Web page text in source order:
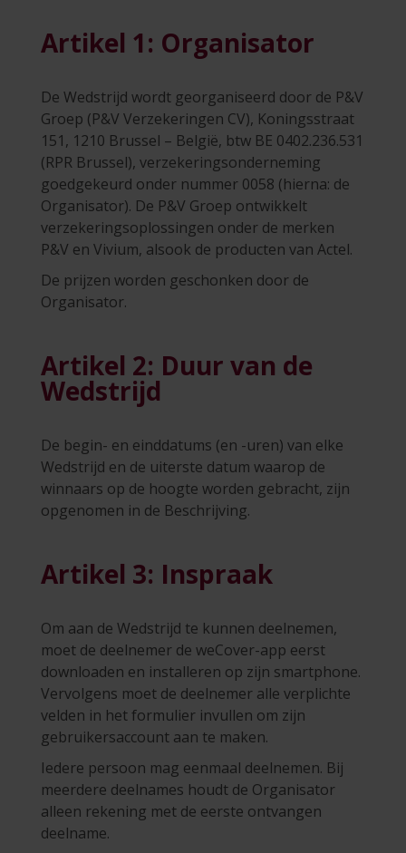
Artikel 1: Organisator
De Wedstrijd wordt georganiseerd door de P&V
Groep (P&V Verzekeringen CV), Koningsstraat
151, 1210 Brussel – België, btw BE 0402.236.531
(RPR Brussel), verzekeringsonderneming
goedgekeurd onder nummer 0058 (hierna: de
Organisator). De P&V Groep ontwikkelt
verzekeringsoplossingen onder de merken
P&V en Vivium, alsook de producten van Actel.
De prijzen worden geschonken door de
Organisator.
Artikel 2: Duur van de
Wedstrijd
De begin- en einddatums (en -uren) van elke
Wedstrijd en de uiterste datum waarop de
winnaars op de hoogte worden gebracht, zijn
opgenomen in de Beschrijving.
Artikel 3: Inspraak
Om aan de Wedstrijd te kunnen deelnemen,
moet de deelnemer de weCover-app eerst
downloaden en installeren op zijn smartphone.
Vervolgens moet de deelnemer alle verplichte
velden in het formulier invullen om zijn
gebruikersaccount aan te maken.
Iedere persoon mag eenmaal deelnemen. Bij
meerdere deelnames houdt de Organisator
alleen rekening met de eerste ontvangen
deelname.